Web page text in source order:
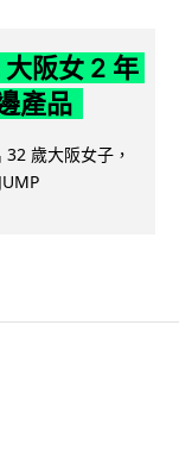
阪女 2 年
產品
歲大阪女子，